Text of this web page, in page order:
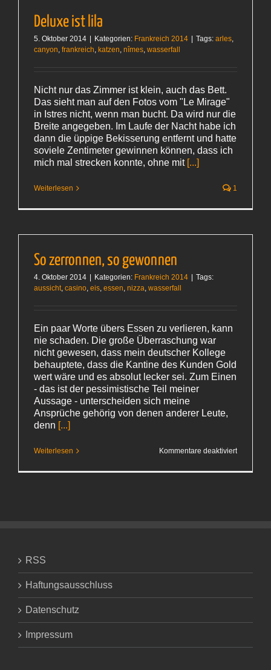
Deluxe ist lila
5. Oktober 2014 | Kategorien: Frankreich 2014 | Tags: arles
canyon frankreich katzen nîmes wasserfall
Nicht nur das Zimmer ist klein, auch das Bett.
Das sieht man auf den Fotos vom "Le Mirage"
in Istres nicht, wenn man bucht. Da wird nur die
Breite angegeben. Im Laufe der Nacht habe ich
dann die üppige Bekisserung entfernt und hatte
soviele Zentimeter gewinnen können, dass ich
mich mal strecken konnte, ohne mit [...]
Weiterlesen 1
So zerronnen, so gewonnen
4. Oktober 2014 | Kategorien: Frankreich 2014 | Tags:
aussicht casino eis essen nizza wasserfall
Ein paar Worte übers Essen zu verlieren, kann
nie schaden. Die große Überraschung war
nicht gewesen, dass mein deutscher Kollege
behauptete, dass die Kantine des Kunden Gold
wert wäre und es absolut lecker sei. Zum Einen
- das ist der pessimistische Teil meiner
Aussage - unterscheiden sich meine
Ansprüche gehörig von denen anderer Leute,
denn [...]
Weiterlesen Kommentare deaktiviertfür
RSS
Haftungsausschluss
Datenschutz
Impressum